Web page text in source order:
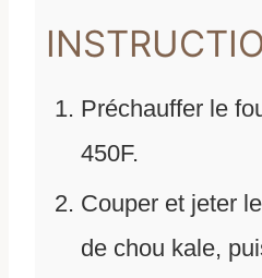
Préchauffer le
450F.
Couper et jeter
de chou kale,